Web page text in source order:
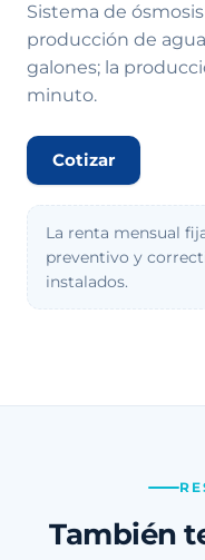
Sistema de
producción de
galones; la
minuto.
Cotizar
La renta mensual
preventivo y
instalados.
También